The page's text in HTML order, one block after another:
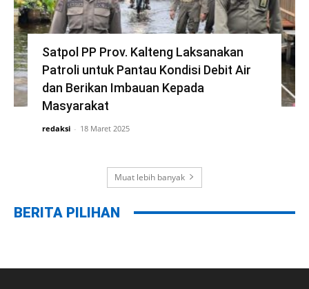
Satpol PP Prov. Kalteng Laksanakan
Patroli untuk Pantau Kondisi Debit Air
dan Berikan Imbauan Kepada
Masyarakat
redaksi - 18 Maret 2025
Muat lebih banyak
BERITA PILIHAN